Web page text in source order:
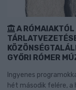
A
GYŐRI RÓMER
Ingyenes
hét második felére, a